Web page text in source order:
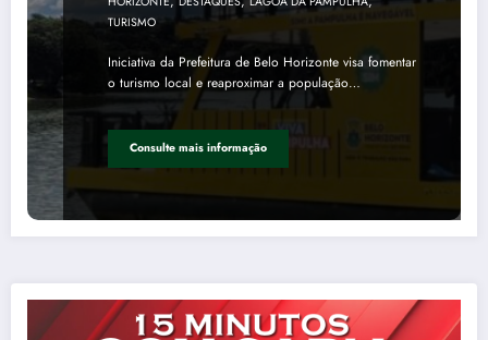
TURISMO
Iniciativa da Prefeitura de Belo Horizonte visa fomentar
o turismo local e reaproximar a população…
Consulte mais informação